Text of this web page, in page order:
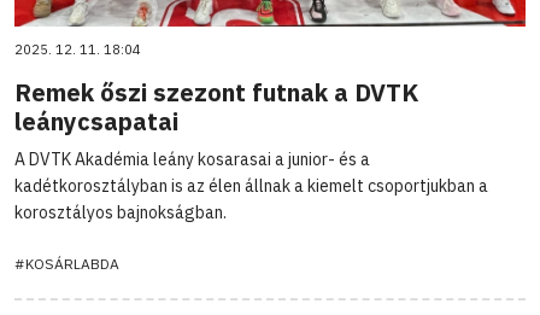
2025. 12. 11. 18:04
Remek őszi szezont futnak a DVTK
leánycsapatai
A DVTK Akadémia leány kosarasai a junior- és a
kadétkorosztályban is az élen állnak a kiemelt csoportjukban a
korosztályos bajnokságban.
#KOSÁRLABDA